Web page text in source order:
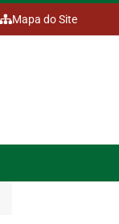
Mapa do Site